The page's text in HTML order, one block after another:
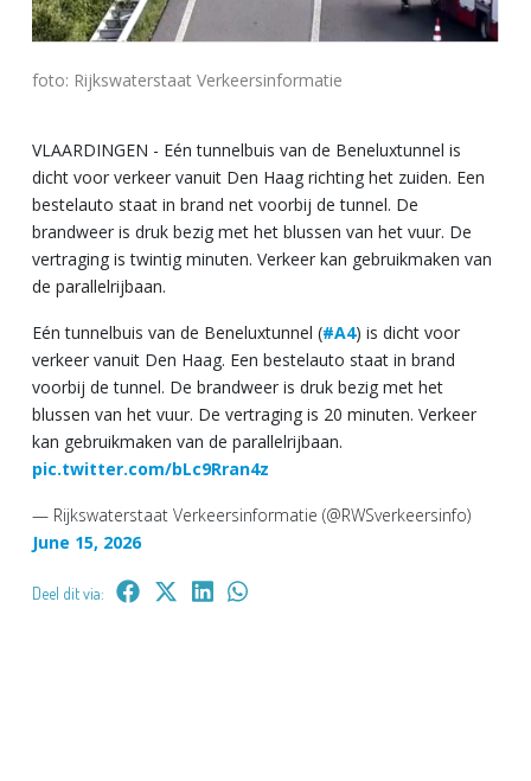
foto: Rijkswaterstaat Verkeersinformatie
VLAARDINGEN - Eén tunnelbuis van de Beneluxtunnel is
dicht voor verkeer vanuit Den Haag richting het zuiden. Een
bestelauto staat in brand net voorbij de tunnel. De
brandweer is druk bezig met het blussen van het vuur. De
vertraging is twintig minuten. Verkeer kan gebruikmaken van
de parallelrijbaan.
Eén tunnelbuis van de Beneluxtunnel (#A4) is dicht voor
verkeer vanuit Den Haag. Een bestelauto staat in brand
voorbij de tunnel. De brandweer is druk bezig met het
blussen van het vuur. De vertraging is 20 minuten. Verkeer
kan gebruikmaken van de parallelrijbaan.
pic.twitter.com/bLc9Rran4z
— Rijkswaterstaat Verkeersinformatie (@RWSverkeersinfo)
June 15, 2026
Deel dit via: